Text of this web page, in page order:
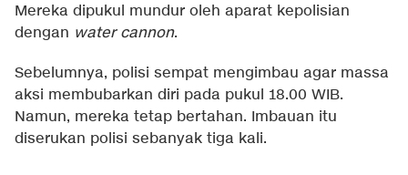
Mereka dipukul mundur oleh aparat kepolisian
dengan water cannon.
Sebelumnya, polisi sempat mengimbau agar massa
aksi membubarkan diri pada pukul 18.00 WIB.
Namun, mereka tetap bertahan. Imbauan itu
diserukan polisi sebanyak tiga kali.